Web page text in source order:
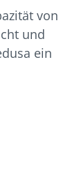
von
und
ein